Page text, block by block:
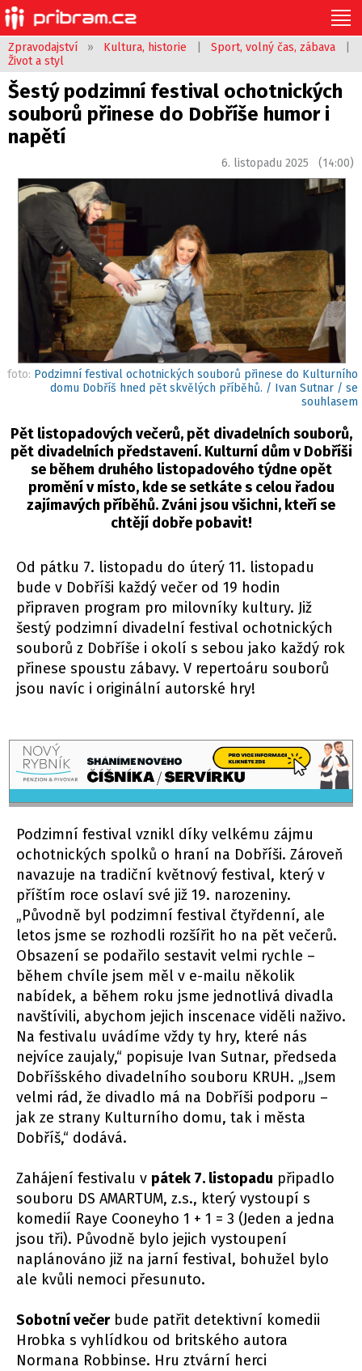
Zpravodajství » Kultura, historie Sport, volný čas, zábava
Život a styl
Šestý podzimní festival ochotnických
souborů přinese do Dobříše humor i
napětí
6. listopadu 2025 (14:00)
foto: Podzimní festival ochotnických souborů přinese do Kulturního
domu Dobříš hned pět skvělých příběhů. / Ivan Sutnar / se
souhlasem
Pět listopadových večerů, pět divadelních souborů,
pět divadelních představení. Kulturní dům v Dobříši
se během druhého listopadového týdne opět
promění v místo, kde se setkáte s celou řadou
zajímavých příběhů. Zváni jsou všichni, kteří se
chtějí dobře pobavit!
Od pátku 7. listopadu do úterý 11. listopadu
bude v Dobříši každý večer od 19 hodin
připraven program pro milovníky kultury. Již
šestý podzimní divadelní festival ochotnických
souborů z Dobříše i okolí s sebou jako každý rok
přinese spoustu zábavy. V repertoáru souborů
jsou navíc i originální autorské hry!
Podzimní festival vznikl díky velkému zájmu
ochotnických spolků o hraní na Dobříši. Zároveň
navazuje na tradiční květnový festival, který v
příštím roce oslaví své již 19. narozeniny.
„Původně byl podzimní festival čtyřdenní, ale
letos jsme se rozhodli rozšířit ho na pět večerů.
Obsazení se podařilo sestavit velmi rychle –
během chvíle jsem měl v e-mailu několik
nabídek, a během roku jsme jednotlivá divadla
navštívili, abychom jejich inscenace viděli naživo.
Na festivalu uvádíme vždy ty hry, které nás
nejvíce zaujaly,“ popisuje Ivan Sutnar, předseda
Dobříšského divadelního souboru KRUH. „Jsem
velmi rád, že divadlo má na Dobříši podporu –
jak ze strany Kulturního domu, tak i města
Dobříš,“ dodává.
Zahájení festivalu v pátek 7. listopadu připadlo
souboru DS AMARTUM, z.s., který vystoupí s
komedií Raye Cooneyho 1 + 1 = 3 (Jeden a jedna
jsou tři). Původně bylo jejich vystoupení
naplánováno již na jarní festival, bohužel bylo
ale kvůli nemoci přesunuto.
Sobotní večerbude patřit detektivní komedii
Hrobka s vyhlídkou od britského autora
Normana Robbinse. Hru ztvární herci